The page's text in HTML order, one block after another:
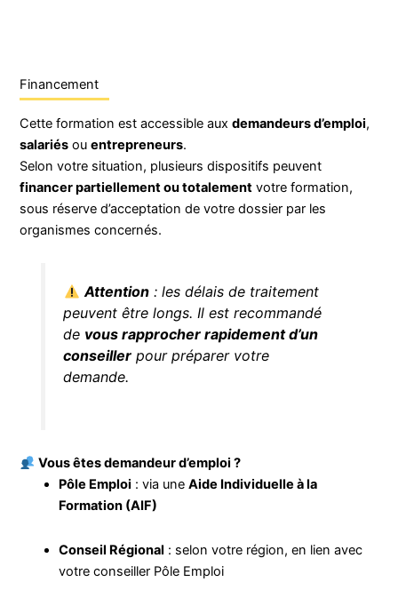
Financement
Cette formation est accessible auxdemandeurs d’emploi,
salariés ouentrepreneurs.
Selon votre situation, plusieurs dispositifs peuvent
financer partiellement ou totalement votre formation,
sous réserve d’acceptation de votre dossier par les
organismes concernés.
Attention: les délais de traitement
peuvent être longs. Il est recommandé
de vous rapprocher rapidement d’un
conseiller pour préparer votre
demande.
Vous êtes demandeur d’emploi ?
Pôle Emploi : via uneAide Individuelle à la
Formation (AIF)
Conseil Régional : selon votre région, en lien avec
votre conseiller Pôle Emploi